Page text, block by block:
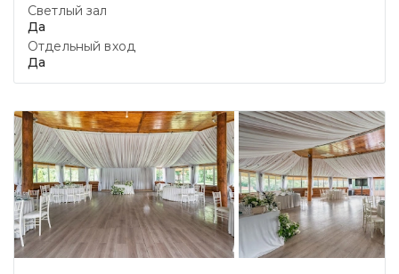
Светлый зал
Да
Отдельный вход
Да